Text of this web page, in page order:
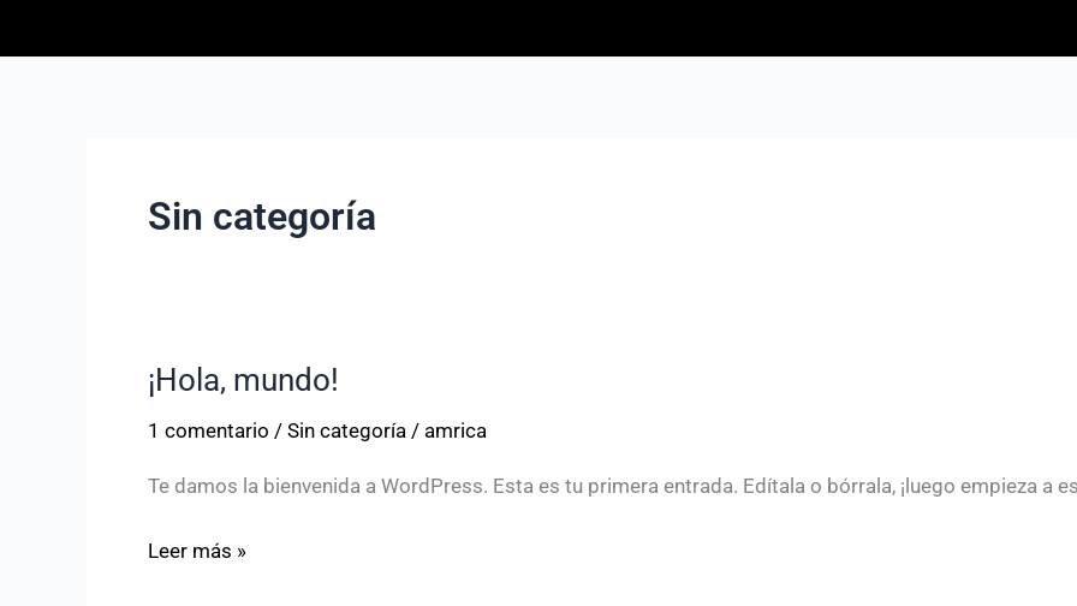
Sin categoría
¡Hola, mundo!
1 comentario / Sin categoría / amrica
Te damos la bienvenida a WordPress. Esta es tu primera entrada. Edítala o bórrala, ¡luego empieza a
¡Hola,
Leer más »